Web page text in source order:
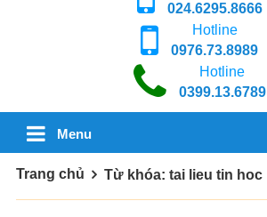
024.6295.8666
Hotline
0976.73.8989
Hotline
0399.13.6789
Menu
Trang chủ Từ khóa: tai lieu tin hoc